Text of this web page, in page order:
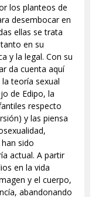
los planteos de
desembocar en
ellas se trata
en su
y la legal. Con su
da cuenta aquí
teoría sexual
de Edipo, la
respecto
y las piensa
sido
actual. A partir
en la vida
y el cuerpo,
abandonando